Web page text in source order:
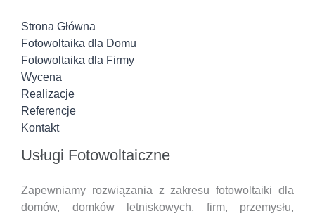
Strona Główna
Fotowoltaika dla Domu
Fotowoltaika dla Firmy
Wycena
Realizacje
Referencje
Kontakt
Usługi Fotowoltaiczne
Zapewniamy rozwiązania z zakresu fotowoltaiki dla
domów, domków letniskowych, firm, przemysłu,